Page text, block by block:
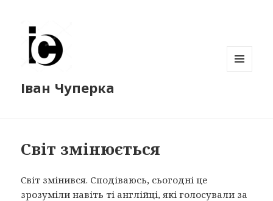
Іван Чуперка
Світ змінюється
Cвіт змінився. Сподіваюсь, сьогодні це
зрозуміли навіть ті англійці, які голосували за